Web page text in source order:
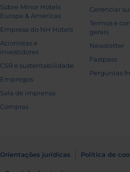
Sobre Minor Hotels
Europe & Americas
Empresa do NH Hotels
Acionistas e
investidores
CSR e sustentabilidade
Empregos
Sala de imprensa
Compras
Gerenciar
Termos e
gerais
Newsletter
Fastpass
Perguntas
Orientações jurídicas Política de